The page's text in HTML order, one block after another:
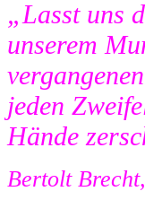
„Lasst uns
unserem
jeden
Hände
Bertolt